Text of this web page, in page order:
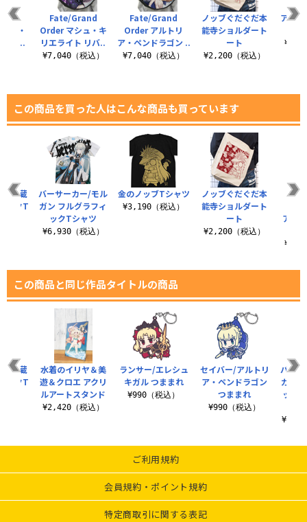
Fate/Grand
Order アルトリ
ア・ペンドラゴン ..
¥7,040（税込）
ノッブぐだぐだ本
能寺ショルダート
ート
¥2,200（税込）
アル
ヌ・
グラ..
Fate/Grand
Order マシュ・キ
リエライト リバ..
¥7,040（税込）
この商品を買った人はこんな商品も買っています
金のノッブTシャツ
¥3,190（税込）
ノッブぐだぐだ本
能寺ショルダート
ート
¥2,200（税込）
ア・
武蔵
ックT
バーサーカー/モル
ガン フルグラフィ
ックTシャツ
¥6,930（税込）
この商品と同じ作品タイトルの商品
ランサー/エレシュ
キガル つままれ
¥990（税込）
セイバー/アルトリ
ア・ペンドラゴン
つままれ
¥990（税込）
バー
ガン
ック
武蔵
ックT
水着のイリヤ＆美
遊＆クロエ アクリ
ルアートスタンド
¥2,420（税込）
ご利用規約
会員規約・ポイント規約
特定商取引に関する表記